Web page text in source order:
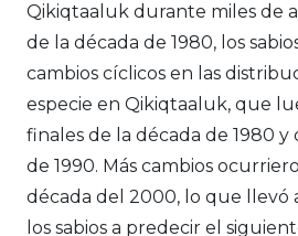
Qikiqtaaluk durante miles de
de la década de 1980, los
cambios cíclicos en las
especie en Qikiqtaaluk, que
finales de la década de 1980
de 1990. Más cambios
década del 2000, lo que llevó
los sabios a predecir el